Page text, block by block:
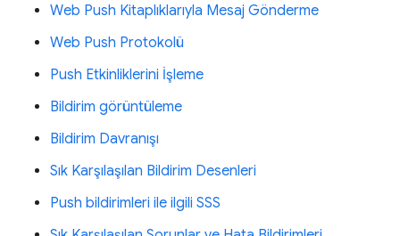
Web Push Kitaplıklarıyla Mesaj Gönderme
Web Push Protokolü
Push Etkinliklerini İşleme
Bildirim görüntüleme
Bildirim Davranışı
Sık Karşılaşılan Bildirim Desenleri
Push bildirimleri ile ilgili SSS